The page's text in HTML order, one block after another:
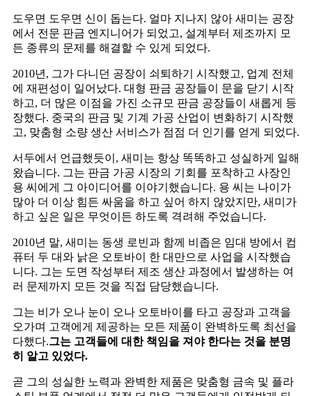
도우면 도우면 신이 돕는다. 얼마 지나지 않아 새미는 공장
에서 전문 판금 엔지니어가 되었고, 설계부터 제조까지 모
든 종류의 문제를 해결할 수 있게 되었다.
2010년, 그가 다니던 공장이 쇠퇴하기 시작했고, 업계 전체
에 재편성이 일어났다. 대형 판금 공장들이 문을 닫기 시작
하고, 더 많은 이점을 가진 소규모 판금 공장들이 새롭게 등
장했다. 중국의 판금 및 기계 가공 산업이 변화하기 시작했
고, 맞춤형 소량 생산 서비스가 점점 더 인기를 얻게 되었다.
서두에서 언급했듯이, 새미는 항상 똑똑하고 성실하게 일해
왔습니다. 그는 판금 가공 시장의 기회를 포착하고 사장인
용 씨에게 그 아이디어를 이야기했습니다. 용 씨는 나이가
많아 더 이상 힘든 싸움을 하고 싶어 하지 않았지만, 새미가
하고 싶은 일은 무엇이든 하도록 격려해 주었습니다.
2010년 말, 새미는 동생 로빈과 함께 비좁은 임대 방에서 컴
퓨터 두 대와 낡은 오토바이 한 대만으로 사업을 시작했습
니다. 그는 도면 작성부터 제조 생산 과정에서 발생하는 여
러 문제까지 모든 것을 직접 담당했습니다.
그는 비가 오나 눈이 오나 오토바이를 타고 공장과 고객을
오가며 고객에게 제공하는 모든 제품이 완벽하도록 최선을
다했다.그는 고객들에 대한 책임을 져야 한다는 것을 분명
히 알고 있었다.
곧 그의 성실한 노력과 완벽한 제품은 맞춤형 금속 및 플라